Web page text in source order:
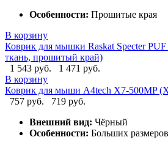
Особенности: Прошитые края
В корзину
Коврик для мышки Raskat Specter
ткань, прошитый край)
1 543 руб.
1 471 руб.
В корзину
Коврик для мыши A4tech X7-500MP
757 руб.
719 руб.
Внешний вид: Чёрный
Особенности: Больших